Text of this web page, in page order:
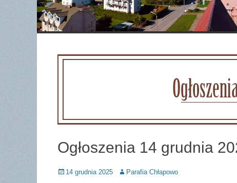
Ogłoszenia 14 grudnia
Posted
14 grudnia 2025 Author
Parafia Chłapowo